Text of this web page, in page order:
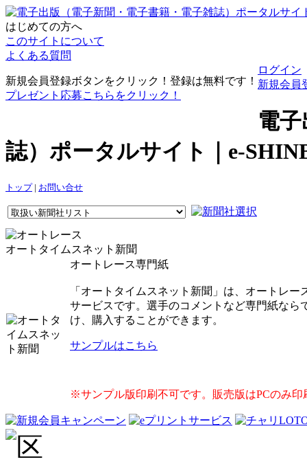
はじめての方へ
このサイトについて
よくある質問
新規会員登録ボタンをクリック！登録は無料です！
プレゼント応募こちらをクリック！
ログイン
新規会員
電
誌）ポータルサイト｜e-
トップ| お問い合せ
オートタイムスネット新聞
オートレース専門紙
「オートタイムスネット新聞」は、オートレ
サービスです。選手のコメントなど専門紙な
け、購入することができます。
サンプルはこちら
※サンプル版印刷不可です。販売版はPCのみ印